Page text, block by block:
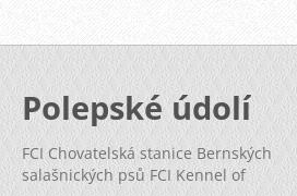
Polepské údolí
FCI Chovatelská stanice Bernských
salašnických psů FCI Kennel of